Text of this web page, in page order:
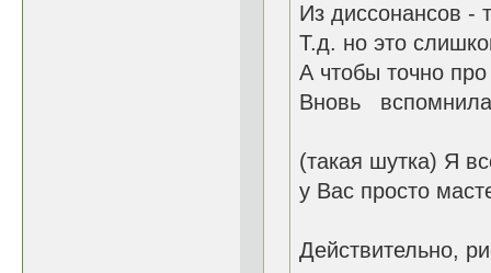
Из диссонансов -
Т.д. но это
А чтобы точно
Вновь
(такая шутка) Я
у Вас просто
Действительно,